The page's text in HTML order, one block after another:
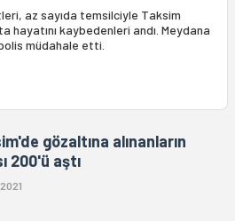
az sayıda temsilciyle Taksim
hayatını kaybedenleri andı. Meydana
müdahale etti.
gözaltına alınanların
200'ü aştı